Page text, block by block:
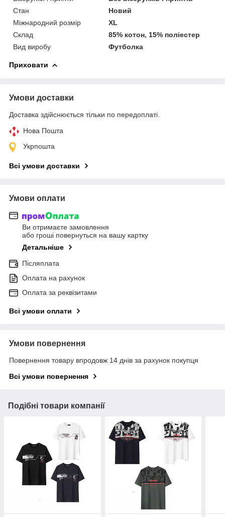
Стан
Новий
Міжнародний розмір
XL
Склад
85% котон, 15% поліестер
Вид виробу
Футболка
Приховати
Умови доставки
Доставка здійснюється тільки по передоплаті.
Нова Пошта
Укрпошта
Всі умови доставки
Умови оплати
Ви отримаєте замовлення
або гроші повернуться на вашу картку
Детальніше
Післяплата
Оплата на рахунок
Оплата за реквізитами
Всі умови оплати
Умови повернення
Повернення товару впродовж 14 днів за рахунок покупця
Всі умови повернення
Подібні товари компанії